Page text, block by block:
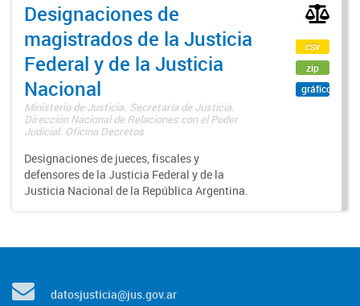
Designaciones de
magistrados de la Justicia
Federal y de la Justicia
Nacional
Ministerio de Justicia. Secretaría de Justicia.
Dirección Nacional de Relaciones con el Poder
Judicial. Oficina Decretos
Designaciones de jueces, fiscales y
defensores de la Justicia Federal y de la
Justicia Nacional de la República Argentina.
csv
zip
gráfico
datosjusticia@jus.gov.ar